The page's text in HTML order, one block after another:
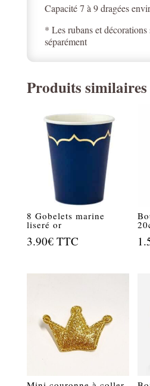
Capacité 7 à 9 dragées
* Les rubans et décorations
séparément
Produits similaires
8 Gobelets marine
liseré or
3.90€ TTC